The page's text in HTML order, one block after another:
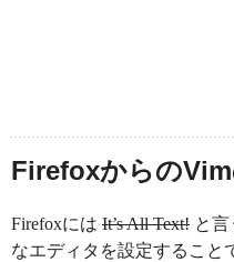
Firefoxからの
Firefoxには It’s All Text! と
なエディタを設定すること